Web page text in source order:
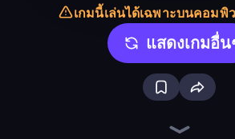
เกมนี้เล่นได้เฉพาะบนคอมพิ
แสดงเกมอื่น